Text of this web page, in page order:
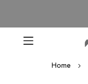
Home